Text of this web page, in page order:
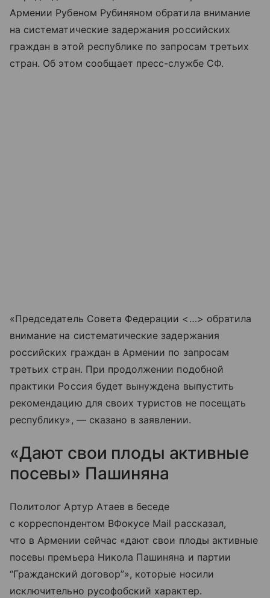
Армении Рубеном Рубиняном обратила внимание
на систематические задержания российских
граждан в этой республике по запросам третьих
стран. Об этом сообщает пресс-службе СФ.
«Председатель Совета Федерации <…> обратила
внимание на систематические задержания
российских граждан в Армении по запросам
третьих стран. При продолжении подобной
практики Россия будет вынуждена выпустить
рекомендацию для своих туристов не посещать
республику», — сказано в заявлении.
«Дают свои плоды активные
посевы» Пашиняна
Политолог Артур Атаев в беседе
с корреспондентом ВФокусе Mail рассказал,
что в Армении сейчас «дают свои плоды активные
посевы премьера Никола Пашиняна и партии
“Гражданский договор”», которые носили
исключительно русофобский характер.